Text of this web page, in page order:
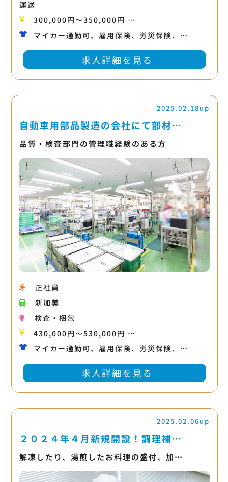
運送
300,000円〜350,000円 …
マイカー通勤可、雇用保険、労災保険、…
求人詳細を見る
2025.02.18up
自動車用部品製造の会社にて部材…
品質・検査部門の管理職経験のある方
正社員
新加美
検査・梱包
430,000円〜530,000円 …
マイカー通勤可、雇用保険、労災保険、…
求人詳細を見る
2025.02.06up
２０２４年４月新規開設！調理補…
解凍したり、湯煎したお料理の盛付、加…